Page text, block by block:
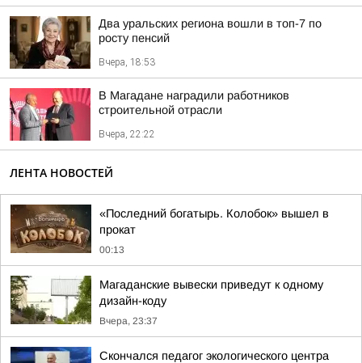
Два уральских региона вошли в топ-7 по
росту пенсий
Вчера, 18:53
В Магадане наградили работников
строительной отрасли
Вчера, 22:22
ЛЕНТА НОВОСТЕЙ
«Последний богатырь. Колобок» вышел в
прокат
00:13
Магаданские вывески приведут к одному
дизайн-коду
Вчера, 23:37
Скончался педагог экологического центра